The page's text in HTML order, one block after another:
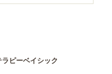
ピーベイシック